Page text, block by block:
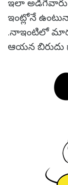
ఇలా
ఇంట్లోనే
.నాఇంటిలో
ఆయన బిరుదు